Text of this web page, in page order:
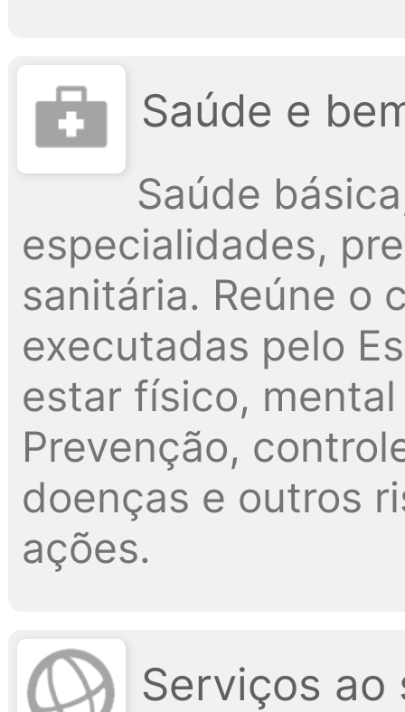
Saúde e
Saúde
especialidades,
sanitária. Reúne o
executadas pelo
estar físico,
Prevenção,
doenças e outros
ações.
Serviços ao